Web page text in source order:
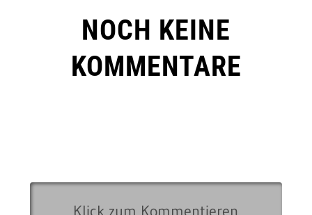
NOCH KEINE
KOMMENTARE